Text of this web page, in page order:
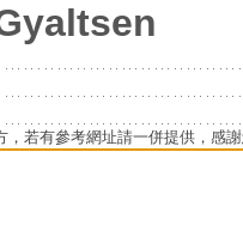
若有參考網址請一併提供，感謝